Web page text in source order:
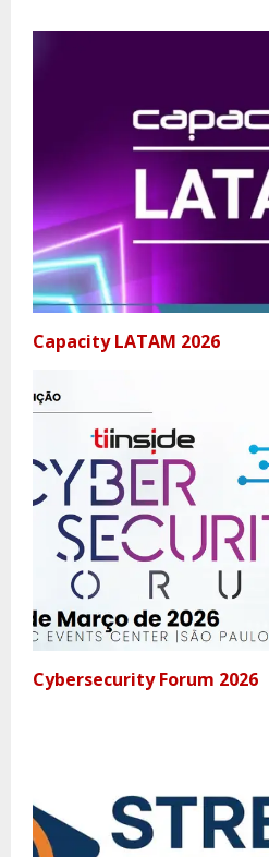
Capacity LATAM 2026
Cybersecurity Forum 2026